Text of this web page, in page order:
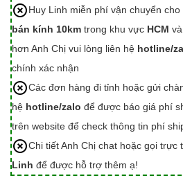
Huy Linh miễn phí vận chuyển
bán kính 10km trong khu vực HCM và
hơn Anh Chị vui lòng liên hệ hotline/
chính xác nhận
Các đơn hàng đi tỉnh hoặc gửi
hệ hotline/zalo để được báo giá phí
trên website để check thông tin phí
Chi tiết Anh Chị chat hoặc gọi trực
Linh để được hỗ trợ thêm ạ!